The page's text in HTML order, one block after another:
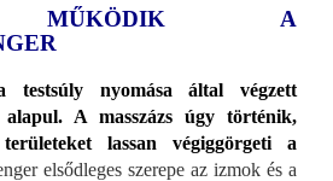
MŰKÖDIK A
testsúly nyomása által végzett
alapul. A masszázs úgy történik,
lassan végiggörgeti a
elsődleges szerepe az izmok és a